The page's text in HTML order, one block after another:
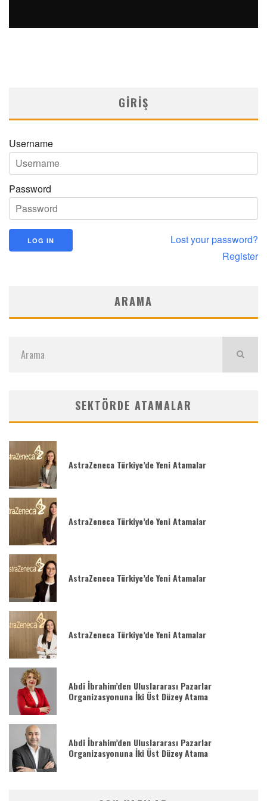
GIRIŞ
Username
Password
Lost your password?
Register
ARAMA
SEKTÖRDE ATAMALAR
AstraZeneca Türkiye’de Yeni Atamalar
AstraZeneca Türkiye’de Yeni Atamalar
AstraZeneca Türkiye’de Yeni Atamalar
AstraZeneca Türkiye’de Yeni Atamalar
Abdi İbrahim’den Uluslararası Pazarlar
Organizasyonuna İki Üst Düzey Atama
Abdi İbrahim’den Uluslararası Pazarlar
Organizasyonuna İki Üst Düzey Atama